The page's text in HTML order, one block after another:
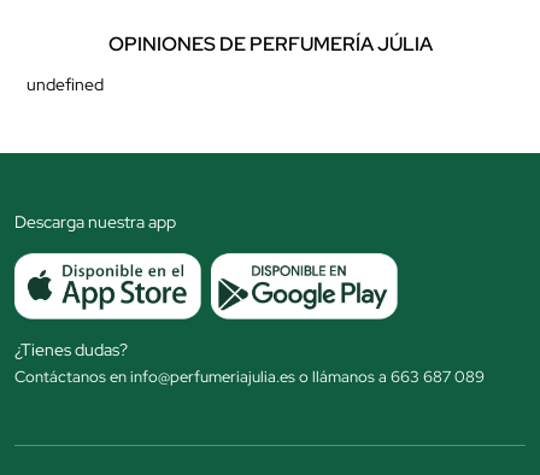
OPINIONES DE PERFUMERÍA JÚLIA
undefined
Descarga nuestra app
¿Tienes dudas?
Contáctanos en info@perfumeriajulia.es o llámanos a 663 687 089